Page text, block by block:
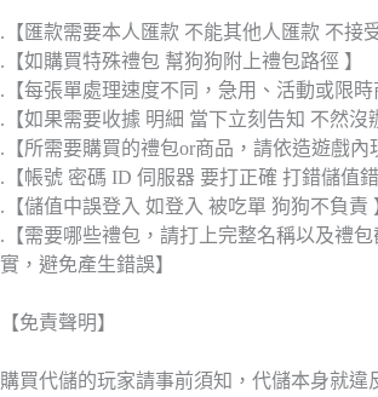
.【匯款需要本人匯款 不能其他人匯款 不接
.【如購買特殊禮包 幫狗狗附上禮包路徑 】
.【每張單處理速度不同，急用、活動或限時
.【如果需要收據 明細 當下立刻告知 不然沒
.【所需要購買的禮包or商品，請依造遊戲內
.【帳號 密碼 ID 伺服器 要打正確 打錯儲值錯
.【儲值中誤登入 如登入 被吃單 狗狗不負責
.【需要哪些禮包，請打上完整名稱以及禮
實，避免產生錯誤】
【免責聲明】
購買代儲的玩家請事前須知，代儲本身就違